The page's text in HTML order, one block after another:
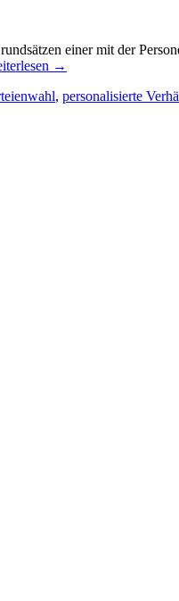
einer mit der
→
, personalisierte